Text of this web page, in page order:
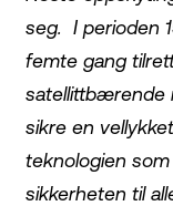
seg. I perioden
femte gang
satellittbærende
sikre en
teknologien
sikkerheten til